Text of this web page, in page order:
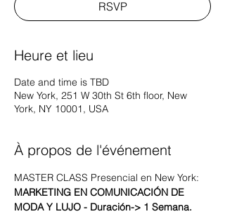
RSVP
Heure et lieu
Date and time is TBD
New York, 251 W 30th St 6th floor, New
York, NY 10001, USA
À propos de l'événement
MASTER CLASS Presencial en New York:
MARKETING EN COMUNICACIÓN DE
MODA Y LUJO - Duración-> 1 Semana.